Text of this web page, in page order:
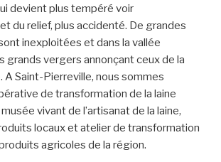
devient plus tempéré voir
du relief, plus accidenté. De grandes
inexploitées et dans la vallée
grands vergers annonçant ceux de la
A Saint-Pierreville, nous sommes
de transformation de la laine
vivant de l’artisanat de la laine,
locaux et atelier de transformation
agricoles de la région.